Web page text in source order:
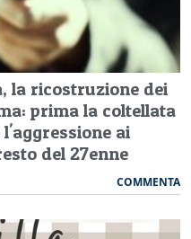
la ricostruzione dei
prima la coltellata
ai
del 27enne
COMMENTA